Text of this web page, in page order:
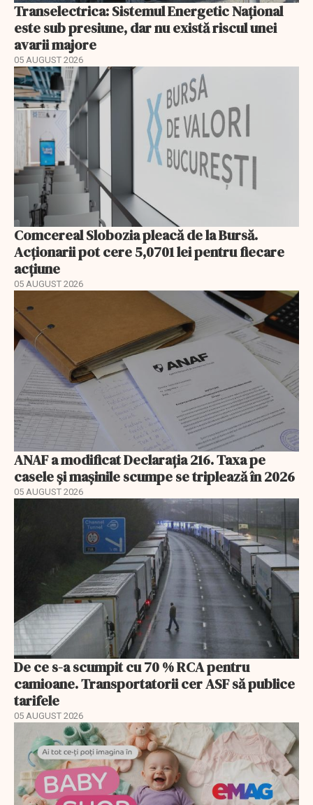
Transelectrica: Sistemul Energetic Național
este sub presiune, dar nu există riscul unei
avarii majore
05 AUGUST 2026
Comcereal Slobozia pleacă de la Bursă.
Acționarii pot cere 5,0701 lei pentru fiecare
acțiune
05 AUGUST 2026
ANAF a modificat Declarația 216. Taxa pe
casele și mașinile scumpe se triplează în 2026
05 AUGUST 2026
De ce s-a scumpit cu 70 % RCA pentru
camioane. Transportatorii cer ASF să publice
tarifele
05 AUGUST 2026